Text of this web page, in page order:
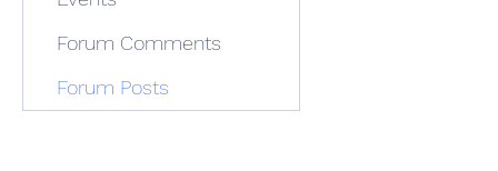
Forum Comments
Forum Posts